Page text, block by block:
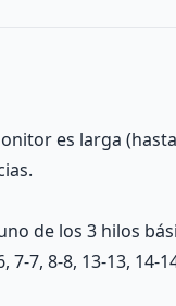
es larga
de los 3 hilos
7, 8-8, 13-13, 14-